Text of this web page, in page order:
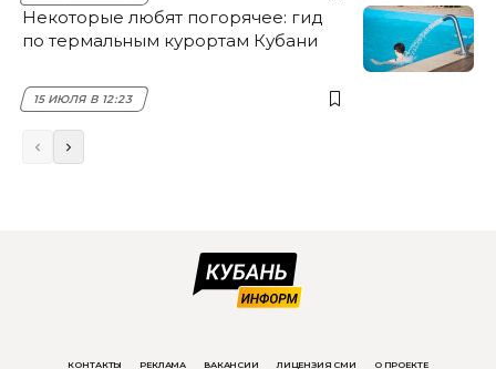
Некоторые любят погорячее: гид
по термальным курортам Кубани
15 ИЮЛЯ В 12:23
КОНТАКТЫ РЕКЛАМА ВАКАНСИИ ЛИЦЕНЗИЯ СМИ О ПРОЕКТЕ